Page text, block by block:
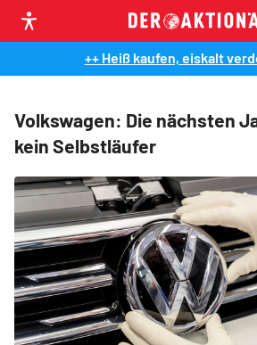
++ Heiß kaufen, eiskalt
Volkswagen: Die nächsten
kein Selbstläufer